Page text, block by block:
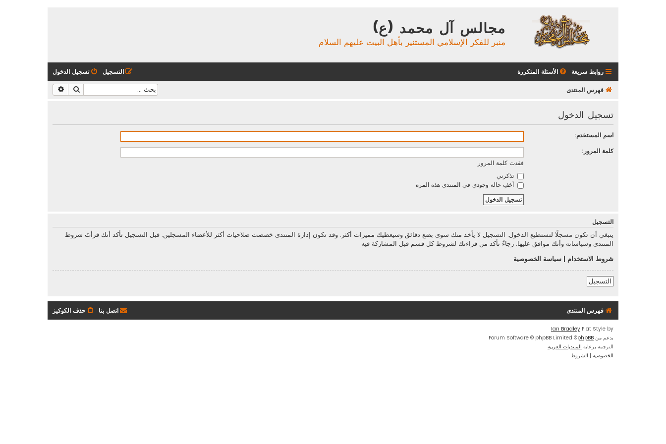
مجالس آل محمد (ع)
منبر للفكر الإسلامي المستنير بأهل البيت عليهم السلام
روابط سريعة الأسئلة المتكررة تسجيل الدخول التسجيل
فهرس المنتدى بحث
تسجيل الدخول
اسم المستخدم:
كلمة المرور:
فقدت كلمة المرور
تذكرني
أخفِ حالة وجودي في المنتدى هذه المرة
التسجيل
ينبغي أن تكون مسجلًا لتستطيع الدخول. التسجيل لا يأخذ منك سوى بضع دقائق وسيعطيك مميزات أكثر. وقد تكون إدارة المنتدى خصصت صلاحيات أكثر للأعضاء المسجلين. قبل التسجيل تأكد أنك قرأتَ شروط
المنتدى وسياساته وأنك موافق عليها. رجاءً تأكد من قراءتك لشروط كل قسم قبل المشاركة فيه
شروط الاستخدام
سياسة الخصوصية
التسجيل
فهرس المنتدى حذف الكوكيز اتصل بنا
Flat Style by
Ian Bradley
بدعم من phpBB
® Forum Software © phpBB Limited
الترجمة برعاية المنتديات العربية
الخصوصية | الشروط